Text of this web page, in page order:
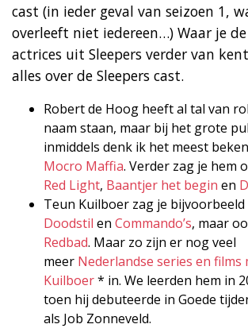
cast (in ieder geval van seizoen 1,
overleeft niet iedereen…) Waar je
actrices uit Sleepers verder van
alles over de Sleepers cast.
Robert de Hoog heeft al tal van
naam staan, maar bij het grote
inmiddels denk ik het meest
Mocro Maffia. Verder zag je hem
Red Light, Baantjer het begin en
Teun Kuilboer zag je bijvoorbeeld
Doodstil en Commando’s, maar
Redbad. Maar zo zijn er nog veel
meer Nederlandse series en films
Kuilboer* in. We leerden hem in
toen hij debuteerde in Goede
als Job Zonneveld.